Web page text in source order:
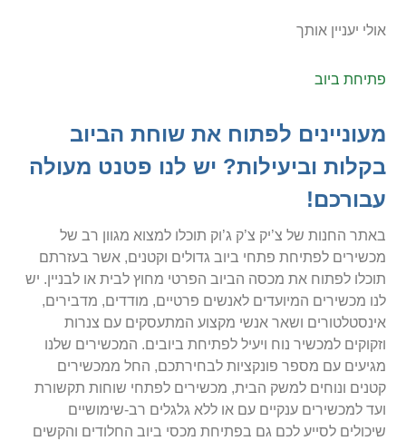
אולי יעניין אותך
פתיחת ביוב
מעוניינים לפתוח את שוחת הביוב
בקלות וביעילות? יש לנו פטנט מעולה
עבורכם!
באתר החנות של צ’יק צ’ק ג’וק תוכלו למצוא מגוון רב של
מכשירים לפתיחת פתחי ביוב גדולים וקטנים, אשר בעזרתם
תוכלו לפתוח את מכסה הביוב הפרטי מחוץ לבית או לבניין. יש
לנו מכשירים המיועדים לאנשים פרטיים, מודדים, מדבירים,
אינסטלטורים ושאר אנשי מקצוע המתעסקים עם צנרות
וזקוקים למכשיר נוח ויעיל לפתיחת ביובים. המכשירים שלנו
מגיעים עם מספר פונקציות לבחירתכם, החל ממכשירים
קטנים ונוחים למשק הבית, מכשירים לפתחי שוחות תקשורת
ועד למכשירים ענקיים עם או ללא גלגלים רב-שימושיים
שיכולים לסייע לכם גם בפתיחת מכסי ביוב החלודים והקשים